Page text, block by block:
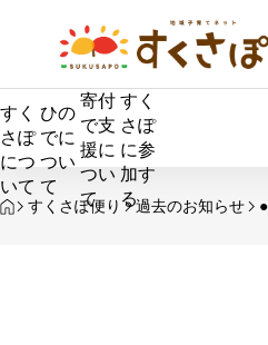
すく
さぽ
につ
いて
ひの
でに
つい
て
寄付
で支
援に
つい
て
すく
さぽ
に参
加す
る
HOME
すくさぽ便り 過去のお知らせ